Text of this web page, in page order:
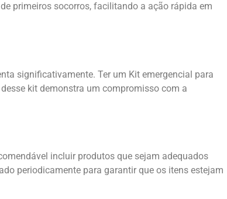
primeiros socorros, facilitando a ação rápida em
significativamente. Ter um Kit emergencial para
kit demonstra um compromisso com a
incluir produtos que sejam adequados
periodicamente para garantir que os itens estejam